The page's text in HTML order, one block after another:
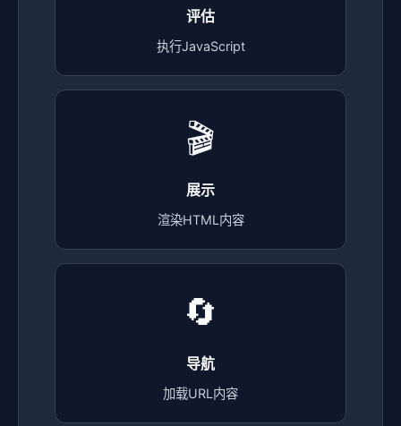
评估
执行JavaScript
🎬
展示
渲染HTML内容
🔄
导航
加载URL内容